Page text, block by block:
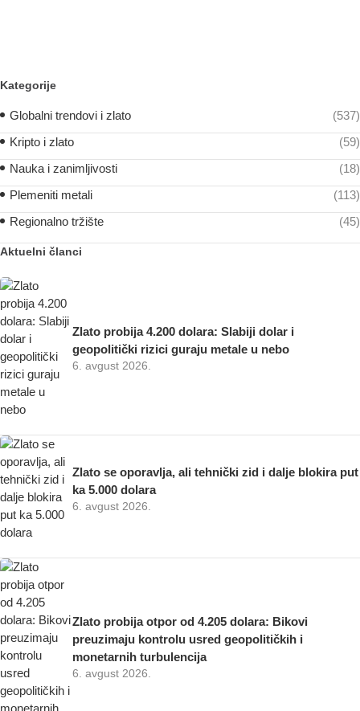
Kategorije
Globalni trendovi i zlato
(537)
Kripto i zlato
(59)
Nauka i zanimljivosti
(18)
Plemeniti metali
(113)
Regionalno tržište
(45)
Aktuelni članci
Zlato probija 4.200 dolara: Slabiji dolar i
geopolitički rizici guraju metale u nebo
6. avgust 2026.
Zlato se oporavlja, ali tehnički zid i dalje blokira put
ka 5.000 dolara
6. avgust 2026.
Zlato probija otpor od 4.205 dolara: Bikovi
preuzimaju kontrolu usred geopolitičkih i
monetarnih turbulencija
6. avgust 2026.